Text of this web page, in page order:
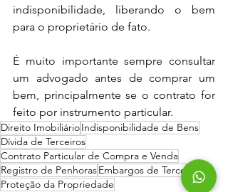
indisponibilidade, liberando o bem
para o proprietário de fato.
É muito importante sempre consultar
um advogado antes de comprar um
bem, principalmente se o contrato for
feito por instrumento particular.
Direito ImobiliárioIndisponibilidade de Bens
Dívida de Terceiros
Contrato Particular de Compra e Venda
Registro de PenhorasEmbargos de Terceiro
Proteção da Propriedade